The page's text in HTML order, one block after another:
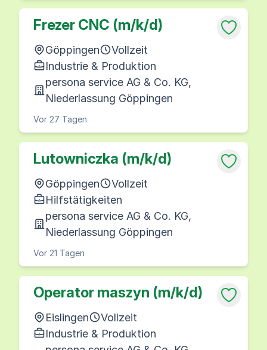
Frezer CNC (m/k/d)
Göppingen
Vollzeit
Industrie & Produktion
persona service AG & Co. KG,
Niederlassung Göppingen
Vor 27 Tagen
Lutowniczka (m/k/d)
Göppingen
Vollzeit
Hilfstätigkeiten
persona service AG & Co. KG,
Niederlassung Göppingen
Vor 21 Tagen
Operator maszyn (m/k/d)
Eislingen
Vollzeit
Industrie & Produktion